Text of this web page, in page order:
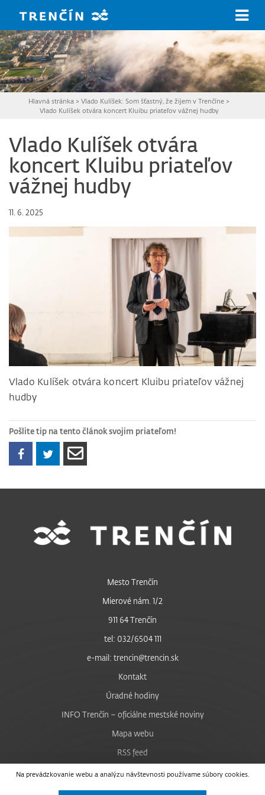
Hlavná stránka >Vlado Kulíšek: Som šťastný, že žijem v Trenčíne >
Vlado Kulíšek otvára koncert Kluibu priateľov vážnej hudby
Vlado Kulíšek otvára
koncert Kluibu priateľov
vážnej hudby
11. 6. 2025
Vlado Kulíšek otvára koncert Kluibu priateľov vážnej
hudby
Pošlite tip na tento článok svojim priateľom!
Na prevádzkovanie webu a analýzu návštevnosti používame súbory cookies.
Mesto Trenčín
Mierové nám. 1/2
911 64 Trenčín
tel: 032/6504 111
e-mail: trencin@trencin.sk
Kontakt
Úradné hodiny
INFO Trenčín – oficiálne mestské noviny
Mapa webu
RSS feed
Nastavenie cookies
Facebook